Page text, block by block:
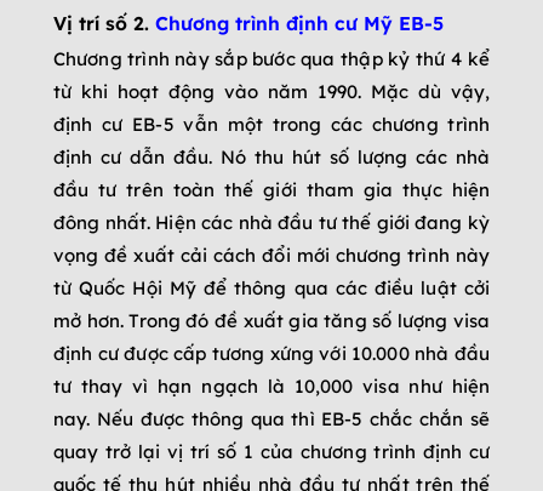
Vị trí số 2. Chương trình định cư Mỹ EB-5
Chương trình này sắp bước qua thập kỷ thứ 4 kể
từ khi hoạt động vào năm 1990. Mặc dù vậy,
định cư EB-5 vẫn một trong các chương trình
định cư dẫn đầu. Nó thu hút số lượng các nhà
đầu tư trên toàn thế giới tham gia thực hiện
đông nhất. Hiện các nhà đầu tư thế giới đang kỳ
vọng đề xuất cải cách đổi mới chương trình này
từ Quốc Hội Mỹ để thông qua các điều luật cởi
mở hơn. Trong đó đề xuất gia tăng số lượng visa
định cư được cấp tương xứng với 10.000 nhà đầu
tư thay vì hạn ngạch là 10,000 visa như hiện
nay. Nếu được thông qua thì EB-5 chắc chắn sẽ
quay trở lại vị trí số 1 của chương trình định cư
quốc tế thu hút nhiều nhà đầu tư nhất trên thế